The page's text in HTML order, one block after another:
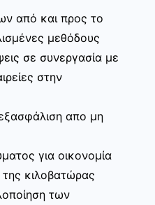
από και προς το
μεθόδους
σε συνεργασία με
στην
απο μη
για οικονομία
κιλοβατώρας
των